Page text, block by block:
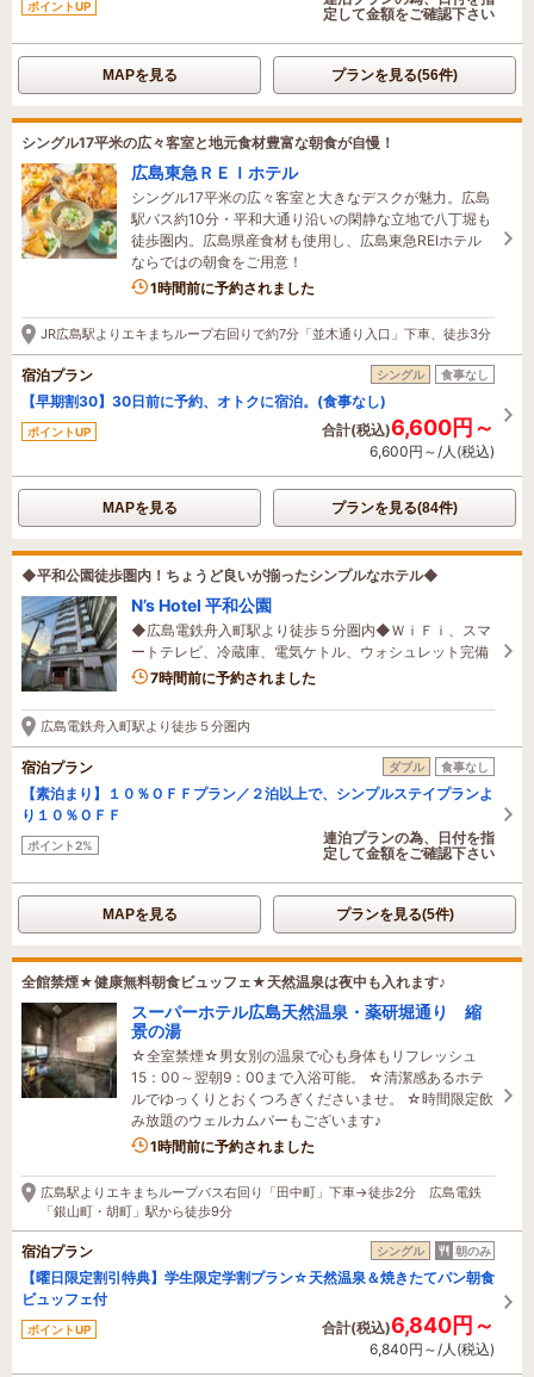
ポイントUP
定して金額をご確認下さい
MAPを見る プランを見る(56件)
シングル17平米の広々客室と地元食材豊富な朝食が自慢！
広島東急ＲＥＩホテル
シングル17平米の広々客室と大きなデスクが魅力。広島
駅バス約10分・平和大通り沿いの閑静な立地で八丁堀も
徒歩圏内。広島県産食材も使用し、広島東急REIホテル
ならではの朝食をご用意！
1名がこの宿を見ています
1時間前に予約されました
JR広島駅よりエキまちループ右回りで約7分「並木通り入口」下車、徒歩3分
宿泊プラン シングル 食事なし
【早期割30】30日前に予約、オトクに宿泊。(食事なし)
ポイントUP 合計(税込)6,600円～
6,600円～/人(税込)
MAPを見る プランを見る(84件)
◆平和公園徒歩圏内！ちょうど良いが揃ったシンプルなホテル◆
N’s Hotel 平和公園
◆広島電鉄舟入町駅より徒歩５分圏内◆ＷｉＦｉ、スマ
ートテレビ、冷蔵庫、電気ケトル、ウォシュレット完備
7時間前に予約されました
広島電鉄舟入町駅より徒歩５分圏内
宿泊プラン ダブル 食事なし
【素泊まり】１０％ＯＦＦプラン／２泊以上で、シンプルステイプランよ
り１０％ＯＦＦ
ポイント2%
連泊プランの為、日付を指
定して金額をご確認下さい
MAPを見る プランを見る(5件)
全館禁煙★健康無料朝食ビュッフェ★天然温泉は夜中も入れます♪
スーパーホテル広島天然温泉・薬研堀通り 縮
景の湯
☆全室禁煙☆男女別の温泉で心も身体もリフレッシュ
15：00～翌朝9：00まで入浴可能。 ☆清潔感あるホテ
ルでゆっくりとおくつろぎくださいませ。 ☆時間限定飲
み放題のウェルカムバーもございます♪
1時間前に予約されました
広島駅よりエキまちループバス右回り「田中町」下車→徒歩2分 広島電鉄
「銀山町・胡町」駅から徒歩9分
宿泊プラン シングル 朝のみ
【曜日限定割引特典】学生限定学割プラン☆天然温泉＆焼きたてパン朝食
ビュッフェ付
ポイントUP 合計(税込)6,840円～
6,840円～/人(税込)